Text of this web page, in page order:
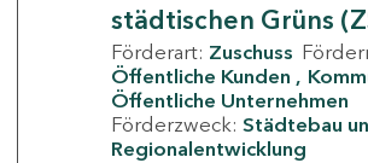
städtischen Grüns
Förderart: Zuschuss
Öffentliche Kunden
Öffentliche Unternehmen
Förderzweck: Städtebau
Regionalentwicklung